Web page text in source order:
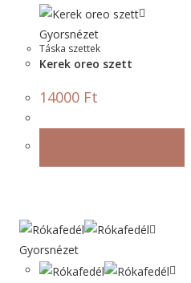
Gyorsnézet
Táska szettek
Kerek oreo szett
14000 Ft
Gyorsnézet